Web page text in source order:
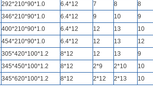
292*210*90*1.0 6.4*12 7 8
8
346*210*90*1.0 6.4*12 9 10
9
400*210*90*1.0 6.4*12 12 13
10
454*210*90*1.0 6.4*12 12 13
12
305*420*100*1.2 8*12 12 13
9
345*450*100*1.2 8*12 2*9 2*10
10
345*620*100*1.2 8*12 2*12 2*13 10